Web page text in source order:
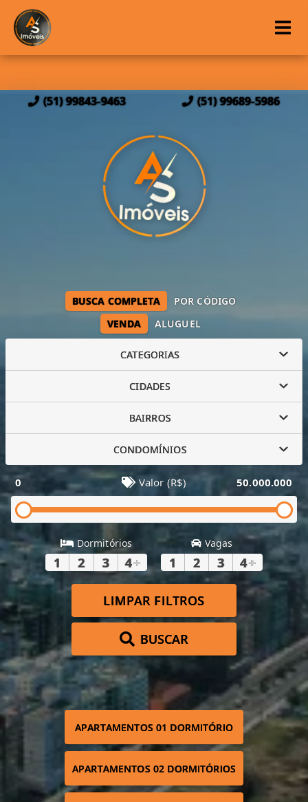
(51) 99843-9463 (51) 99689-5986
VENDA ALUGUEL
BUSCA COMPLETA POR CÓDIGO
CATEGORIAS
CIDADES
BAIRROS
CONDOMÍNIOS
0 Valor (R$) 50.000.000
Dormitórios
1 2 3 4+
Vagas
1 2 3 4+
LIMPAR FILTROS
BUSCAR
APARTAMENTOS 01 DORMITÓRIO
APARTAMENTOS 02 DORMITÓRIOS